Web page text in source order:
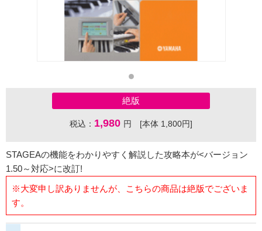
絶版
税込： 1,980 円 [本体 1,800円]
STAGEAの機能をわかりやすく解説した攻略本が<バージョン
1.50～対応>に改訂!
※大変申し訳ありませんが、こちらの商品は絶版でございま
す。